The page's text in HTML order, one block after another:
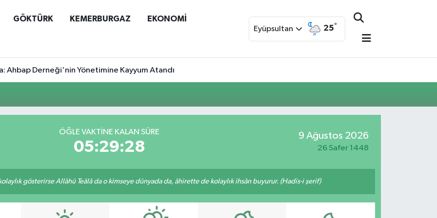
GÖKTÜRK KEMERBURGAZ EKONOMİ
Eyüpsultan 25°
Ahbap Derneği'nin Yönetimine Kayyum Atandı
ÖĞLE VAKTINE KALAN SÜRE
05:29:28
9 Ağustos 2026
26 Safer 1448
gösterirse Allâhü Teâlâ da o kimseye dünyada da, âhirette de kolaylık ihsân buyurur. (Hadis-i şerif)